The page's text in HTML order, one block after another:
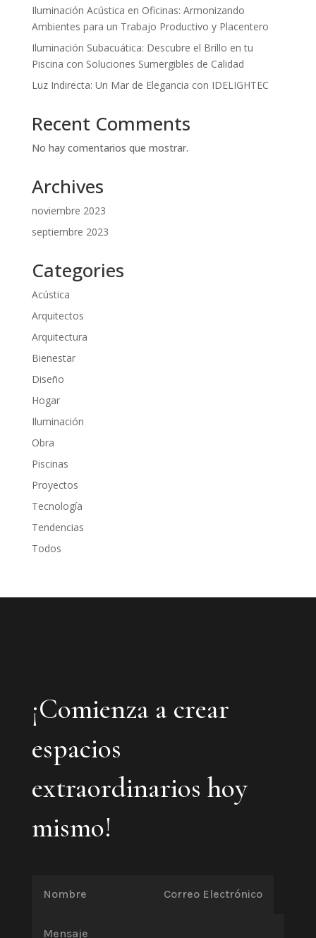
Iluminación Acústica en Oficinas: Armonizando
Ambientes para un Trabajo Productivo y Placentero
Iluminación Subacuática: Descubre el Brillo en tu
Piscina con Soluciones Sumergibles de Calidad
Luz Indirecta: Un Mar de Elegancia con IDELIGHTEC
Recent Comments
No hay comentarios que mostrar.
Archives
noviembre 2023
septiembre 2023
Categories
Acústica
Arquitectos
Arquitectura
Bienestar
Diseño
Hogar
Iluminación
Obra
Piscinas
Proyectos
Tecnología
Tendencias
Todos
¡Comienza a crear
espacios
extraordinarios hoy
mismo!